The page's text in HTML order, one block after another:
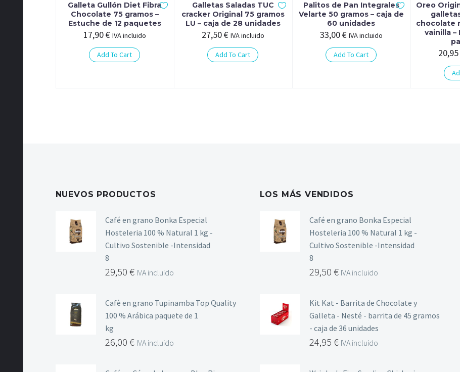
Galleta Gullón Diet Fibra
Chocolate 75 gramos –
Estuche de 12 paquetes
17,90€ IVA incluido
Add To Cart
Galletas Saladas TUC
cracker Original 75 gramos
LU – caja de 28 unidades
27,50€ IVA incluido
Add To Cart
Palitos de Pan Integrales
Velarte 50 gramos – caja de
60 unidades
33,00€ IVA incluido
Add To Cart
Oreo
chocolate
vainilla –
20,95
NUEVOS PRODUCTOS
Café en grano Bonka Especial
Hosteleria 100 % Natural 1 kg -
Cultivo Sostenible -Intensidad
8
29,50 € IVA incluido
Cafè en grano Tupinamba Top Quality
100 % Arábica paquete de 1
kg
26,00 € IVA incluido
LOS MÁS VENDIDOS
Café en grano Bonka Especial
Hosteleria 100 % Natural 1 kg -
Cultivo Sostenible -Intensidad
8
29,50 € IVA incluido
Kit Kat - Barrita de Chocolate y
Galleta - Nesté - barrita de 45 gramos
- caja de 36 unidades
24,95 € IVA incluido